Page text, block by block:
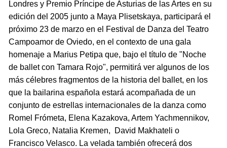
Londres y Premio Príncipe de Asturias de las Artes en su
edición del 2005 junto a Maya Plisetskaya, participará el
próximo 23 de marzo en el Festival de Danza del Teatro
Campoamor de Oviedo, en el contexto de una gala
homenaje a Marius Petipa que, bajo el título de "Noche
de ballet con Tamara Rojo", permitirá ver algunos de los
más célebres fragmentos de la historia del ballet, en los
que la bailarina española estará acompañada de un
conjunto de estrellas internacionales de la danza como
Romel Frómeta, Elena Kazakova, Artem Yachmennikov,
Lola Greco, Natalia Kremen, David Makhateli o
Francisco Velasco. La velada también ofrecerá dos